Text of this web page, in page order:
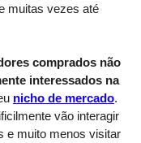
muitas vezes até
comprados não
interessados na
nicho de mercado.
vão interagir
e muito menos visitar